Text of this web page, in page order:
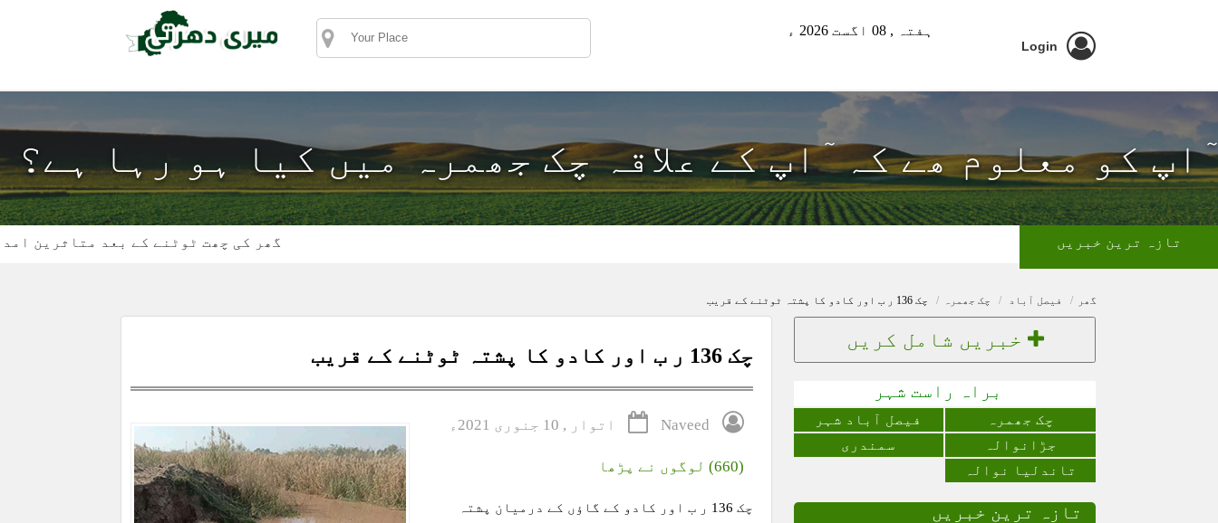
ہفتہ , 08 اگست 2026 ء
Login
ٓاپ کو معلوم ھے کہ ٓاپ کے علاقہ چک جھمرہ میں کیا ہو رہا ہے؟
گھر کی چھت ٹوٹنے کے بعد متاثرین امداد تازہ ترین خبریں
گھر فیصل آباد چک جھمرہ چک 136 ر ب اور کادو کا پشتہ ٹوٹنے کے قریب
چک 136 ر ب اور کادو کا پشتہ ٹوٹنے کے قریب
Naveed اتوار , 10 جنوری 2021ء
(660) لوگوں نے پڑھا
چک 136 ر ب اور کادو کے گاؤں کے درمیان پشتہ
خبریں شامل کریں
براہ راست شہر
چک جھمرہ
فیصل آباد شہر
جڑانوالہ
سمندری
تاندلیا نوالہ
تازہ ترین خبریں